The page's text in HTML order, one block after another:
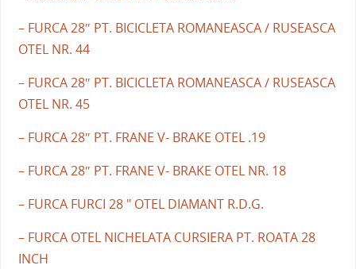
– FURCA 28″ PT. BICICLETA ROMANEASCA / RUSEASCA
OTEL NR. 44
– FURCA 28″ PT. BICICLETA ROMANEASCA / RUSEASCA
OTEL NR. 45
– FURCA 28″ PT. FRANE V- BRAKE OTEL .19
– FURCA 28″ PT. FRANE V- BRAKE OTEL NR. 18
– FURCA FURCI 28 " OTEL DIAMANT R.D.G.
– FURCA OTEL NICHELATA CURSIERA PT. ROATA 28
INCH